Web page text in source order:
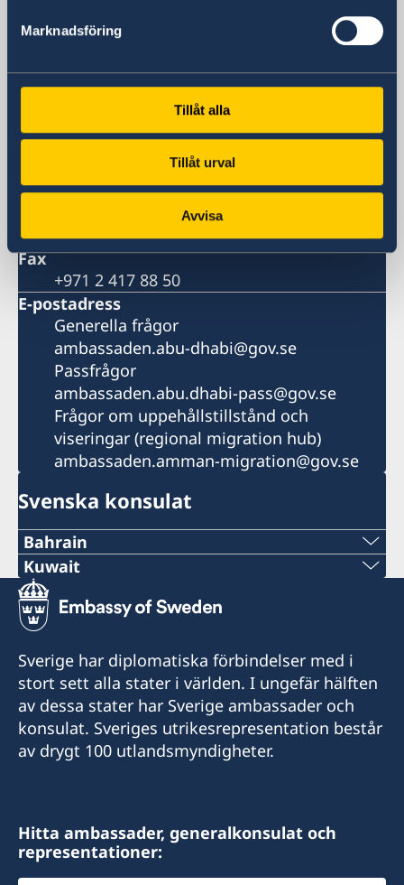
Marknadsföring
Tillåt alla
Tillåt urval
Avvisa
12th floor, Al Otaiba Tower
crossing with 4th Street
Embassy of Sweden
P.O. Box 31867
United Arab Emirates
+971 2 417 88 00
Fax
+971 2 417 88 50
E-postadress
Generella frågor
ambassaden.abu-dhabi@gov.se
Passfrågor
ambassaden.abu.dhabi-pass@gov.se
Frågor om uppehållstillstånd och
viseringar (regional migration hub)
ambassaden.amman-migration@gov.se
Svenska konsulat
Bahrain
Tel
+973 17 339 799
Swecon@batelco.com.bh
Fax
+973 17 320 498
torsdagar från 9:00 till 12:00
Kuwait
Tel
+971 2 417 88 00
E-Post
Ambassaden.abu-dhabi@gov.se
Sverige har inte något konsulat i Kuwait.
ansökan om samordningsnummer och pass.
Sverige har diplomatiska förbindelser med i
stort sett alla stater i världen. I ungefär hälften
av dessa stater har Sverige ambassader och
konsulat. Sveriges utrikesrepresentation består
av drygt 100 utlandsmyndigheter.
Hitta ambassader, generalkonsulat och
representationer: